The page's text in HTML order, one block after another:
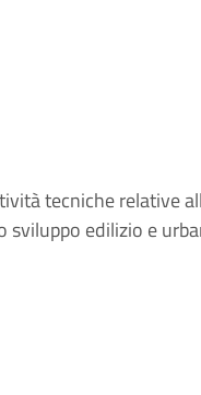
tecniche relative
edilizio e